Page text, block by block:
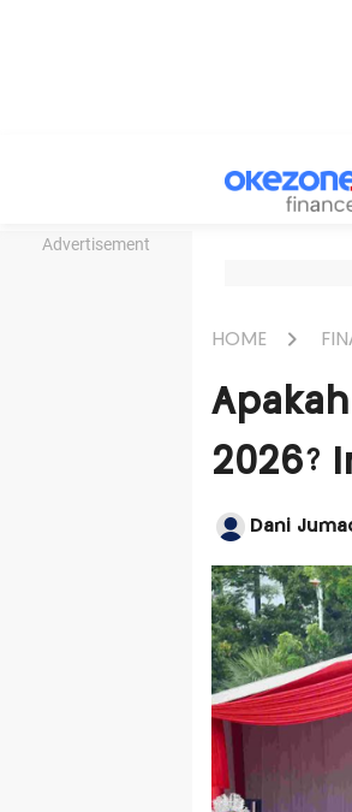
Advertisement
HOME
2026?
Dani